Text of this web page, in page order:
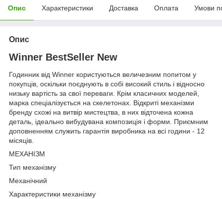
Опис Характеристики Доставка Оплата Умови
Опис
Winner BestSeller New
Годинник від Winner користуються величезним попитом у
покупців, оскільки поєднують в собі високий стиль і відносно
низьку вартість за свої переваги. Крім класичних моделей,
марка спеціалізується на скелетонах. Відкриті механізми
бренду схожі на витвір мистецтва, в них відточена кожна
деталь, ідеально вибудувана композиція і форми. Приємним
доповненням служить гарантія виробника на всі години - 12
місяців.
МЕХАНІЗМ
Тип механізму
Механічний
Характеристики механізму